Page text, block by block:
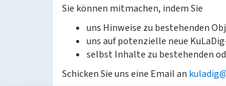
Sie können mitmachen, indem Sie
uns Hinweise zu bestehenden
uns auf potenzielle neue
selbst Inhalte zu bestehenden
Schicken Sie uns eine Email an